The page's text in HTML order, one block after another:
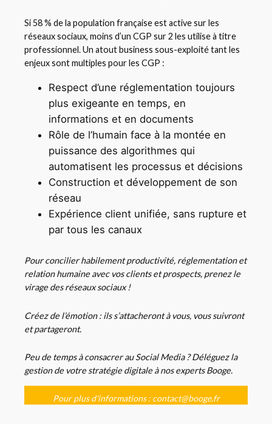
Si 58 % de la population française est active sur les
réseaux sociaux, moins d’un CGP sur 2 les utilise à titre
professionnel. Un atout business sous-exploité tant les
enjeux sont multiples pour les CGP :
Respect d’une réglementation toujours
plus exigeante en temps, en
informations et en documents
Rôle de l’humain face à la montée en
puissance des algorithmes qui
automatisent les processus et décisions
Construction et développement de son
réseau
Expérience client unifiée, sans rupture et
par tous les canaux
Pour concilier habilement productivité, réglementation et
relation humaine avec vos clients et prospects, prenez le
virage des réseaux sociaux !
Créez de l’émotion : ils s’attacheront à vous, vous suivront
et partageront.
Peu de temps à consacrer au Social Media ? Déléguez la
gestion de votre stratégie digitale à nos experts Booge.
Pour plus d'informations : contact@booge.fr